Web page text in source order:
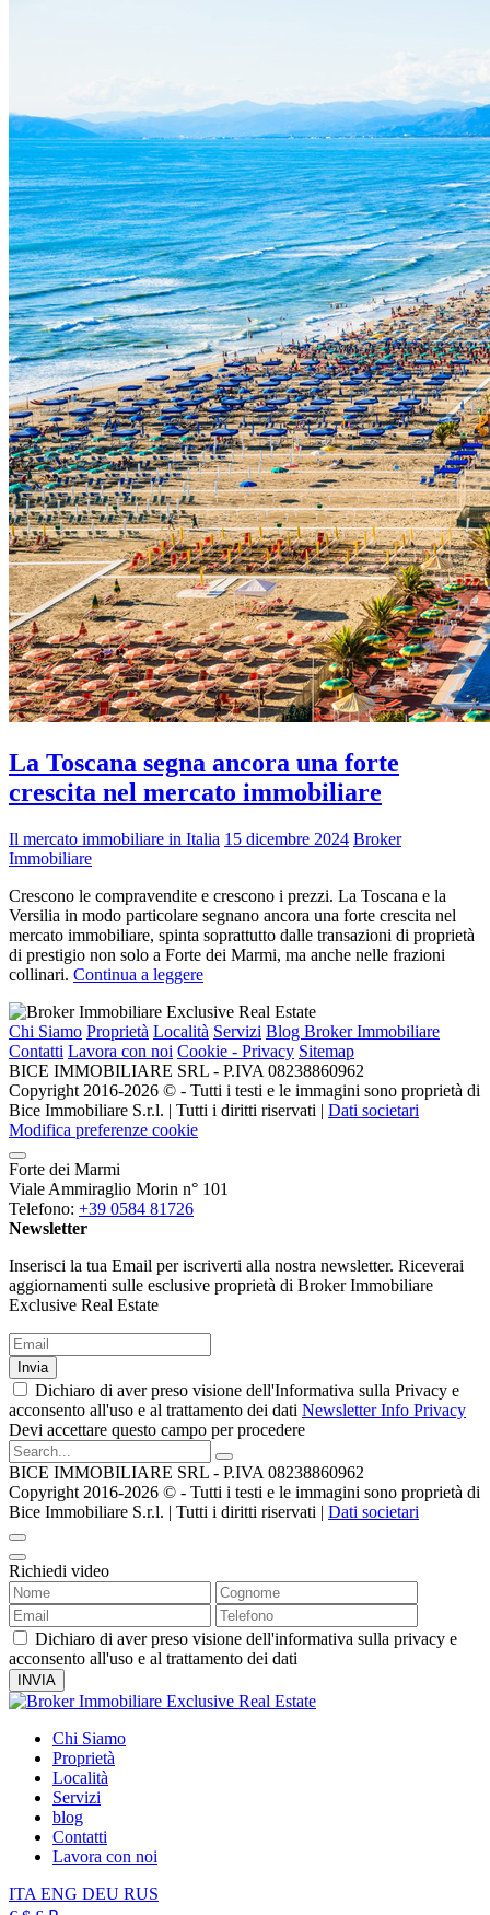
La Toscana segna ancora una forte
crescita nel mercato immobiliare
Il mercato immobiliare in Italia 15 dicembre 2024 Broker
Immobiliare
Crescono le compravendite e crescono i prezzi. La Toscana e la
Versilia in modo particolare segnano ancora una forte crescita nel
mercato immobiliare, spinta soprattutto dalle transazioni di proprietà
di prestigio non solo a Forte dei Marmi, ma anche nelle frazioni
collinari. Continua a leggere
Chi Siamo Proprietà Località Servizi Blog Broker Immobiliare
Contatti Lavora con noi Cookie - Privacy Sitemap
BICE IMMOBILIARE SRL - P.IVA 08238860962
Copyright 2016-2026 ©️ - Tutti i testi e le immagini sono proprietà di
Bice Immobiliare S.r.l. | Tutti i diritti riservati | Dati societari
Modifica preferenze cookie
Forte dei Marmi
Viale Ammiraglio Morin n° 101
Telefono: +39 0584 81726
Newsletter
Inserisci la tua Email per iscriverti alla nostra newsletter. Riceverai
aggiornamenti sulle esclusive proprietà di Broker Immobiliare
Exclusive Real Estate
Invia
Dichiaro di aver preso visione dell'Informativa sulla Privacy e
acconsento all'uso e al trattamento dei dati Newsletter Info Privacy
Devi accettare questo campo per procedere
BICE IMMOBILIARE SRL - P.IVA 08238860962
Copyright 2016-2026 ©️ - Tutti i testi e le immagini sono proprietà di
Bice Immobiliare S.r.l. | Tutti i diritti riservati | Dati societari
Richiedi video
Dichiaro di aver preso visione dell'informativa sulla privacy e
acconsento all'uso e al trattamento dei dati
Chi Siamo
Proprietà
Località
Servizi
blog
Contatti
Lavora con noi
ITA ENG DEU RUS